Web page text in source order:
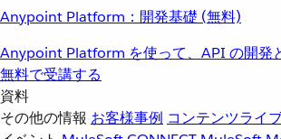
Anypoint Platform：開発基礎 (無料)
Anypoint Platform を使って、API の開発
無料で受講する
資料
その他の情報 お客様事例 コンテンツライ